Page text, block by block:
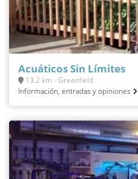
Acuáticos Sin Límites
13.2 km - Greenfield
Información, entradas y opiniones